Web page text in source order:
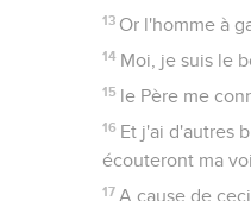
13 Or l'homme à
14 Moi, je suis le
15 le Père me
16 Et j'ai d'autres
écouteront ma
17 A cause de